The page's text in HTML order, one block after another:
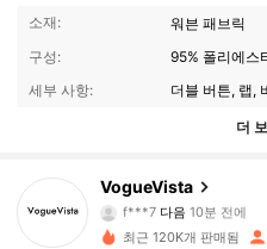
소재:
워븐 패브릭
구성:
95% 폴리에스
세부 사항:
더블 버튼, 랩,
더
VogueVista
f***7 다음
5***7 가 탐색 중입니다
4.73
15K 팔로워
최근 120K개 판매됨